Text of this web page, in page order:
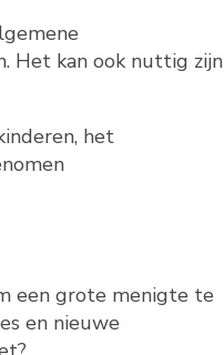
Het kan ook nuttig zijn
het
een grote menigte te
en nieuwe